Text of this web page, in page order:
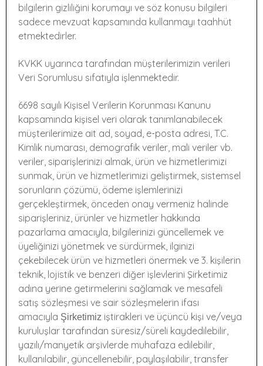
bilgilerin gizliliğini korumayı ve söz konusu bilgileri
sadece mevzuat kapsamında kullanmayı taahhüt
etmektedirler.
KVKK uyarınca tarafından müşterilerimizin verileri
Veri Sorumlusu sıfatıyla işlenmektedir.
6698 sayılı Kişisel Verilerin Korunması Kanunu
kapsamında kişisel veri olarak tanımlanabilecek
müşterilerimize ait ad, soyad, e-posta adresi, T.C.
Kimlik numarası, demografik veriler, mali veriler vb.
veriler, siparişlerinizi almak, ürün ve hizmetlerimizi
sunmak, ürün ve hizmetlerimizi geliştirmek, sistemsel
sorunların çözümü, ödeme işlemlerinizi
gerçekleştirmek, önceden onay vermeniz halinde
siparişleriniz, ürünler ve hizmetler hakkında
pazarlama amacıyla, bilgilerinizi güncellemek ve
üyeliğinizi yönetmek ve sürdürmek, ilginizi
çekebilecek ürün ve hizmetleri önermek ve 3. kişilerin
teknik, lojistik ve benzeri diğer işlevlerini Şirketimiz
adına yerine getirmelerini sağlamak ve mesafeli
satış sözleşmesi ve sair sözleşmelerin ifası
amacıyla Şirketimiz iştirakleri ve üçüncü kişi ve/veya
kuruluşlar tarafından süresiz/süreli kaydedilebilir,
yazılı/manyetik arşivlerde muhafaza edilebilir,
kullanılabilir, güncellenebilir, paylaşılabilir, transfer